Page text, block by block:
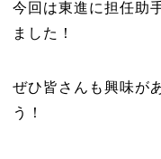
今回は東進に担任助
ました！
ぜひ皆さんも興味が
う！